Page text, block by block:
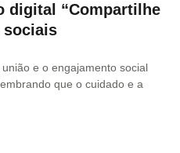
digital “Compartilhe
sociais
e o engajamento social
que o cuidado e a